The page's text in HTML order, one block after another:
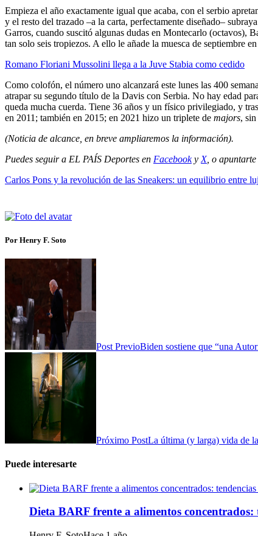
Empieza el año exactamente igual que acaba, con el serbio
y el resto del trazado –a la carta, perfectamente diseñado–
Garros, cuando suscitó algunas dudas en Montecarlo (octavos),
tan solo seis tropiezos. A ello le añade la muesca de septiembre
Romano Floriani Mussolini llega a la Juve Stabia como cedido
Como colofón, el número uno alcanzará este lunes las 400
atrapar su segundo título de la Davis con Serbia. No hay edad
queda mucha cuerda. Tiene 36 años y un físico privilegiado, y
en 2011; también en 2015; en 2021 hizo un triplete de majors,
(Noticia de alcance, en breve ampliaremos la información).
Puedes seguir a EL PAÍS Deportes en Facebooky X, o
Carlos Pons y la revolución de las Sneakers: un equilibrio entre
Por Henry F. Soto
Post PrevioBiden sostiene que “una
Próximo PostLa última (y larga) vida de
Puede interesarte
Dieta BARF frente a alimentos